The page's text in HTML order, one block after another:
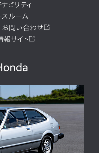
ビリティ
スルーム
お問い合わせ
報サイト